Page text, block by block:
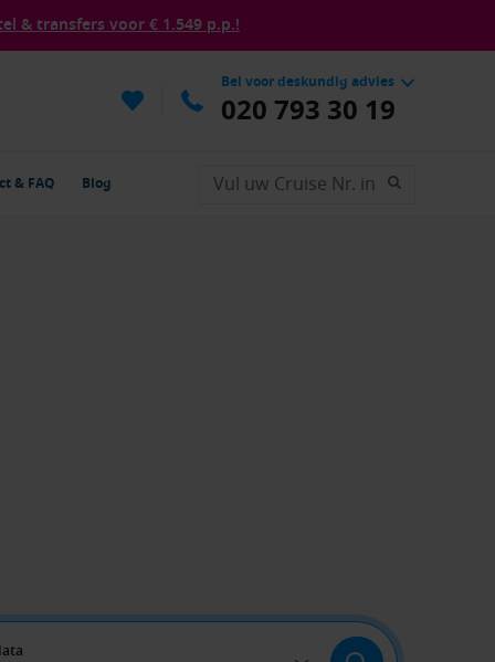
& transfers voor € 1.549 p.p.!
Bel voor deskundig advies
020 793 30 19
& FAQ Blog